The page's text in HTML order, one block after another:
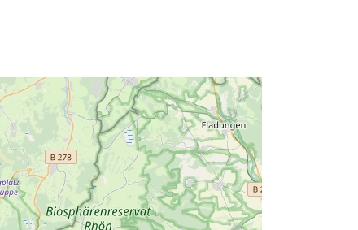
codelist/ResourceType/services